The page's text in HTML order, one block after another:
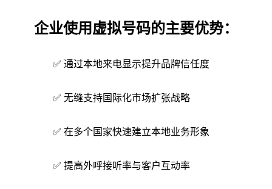
企业使用虚拟号码的主要优势：
✅ 通过本地来电显示提升品牌信任度
✅ 无缝支持国际化市场扩张战略
✅ 在多个国家快速建立本地业务形象
✅ 提高外呼接听率与客户互动率